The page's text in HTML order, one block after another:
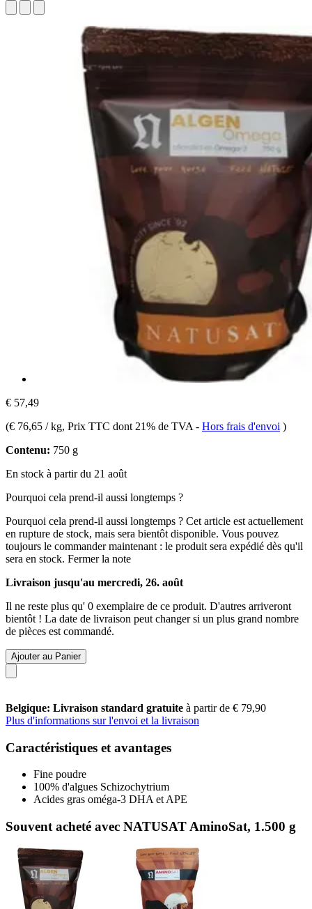
€ 57,49
(€ 76,65 / kg, Prix TTC dont 21% de TVA - Hors frais d'envoi )
Contenu: 750 g
En stock à partir du 21 août
Pourquoi cela prend-il aussi longtemps ?
Pourquoi cela prend-il aussi longtemps ? Cet article est actuellement
en rupture de stock, mais sera bientôt disponible. Vous pouvez
toujours le commander maintenant : le produit sera expédié dès qu'il
sera en stock. Fermer la note
Livraison jusqu'au mercredi, 26. août
Il ne reste plus qu' 0 exemplaire de ce produit. D'autres arriveront
bientôt ! La date de livraison peut changer si un plus grand nombre
de pièces est commandé.
Ajouter au Panier
Belgique: Livraison standard gratuite à partir de € 79,90
Plus d'informations sur l'envoi et la livraison
Caractéristiques et avantages
Fine poudre
100% d'algues Schizochytrium
Acides gras oméga-3 DHA et APE
Souvent acheté avec NATUSAT AminoSat, 1.500 g